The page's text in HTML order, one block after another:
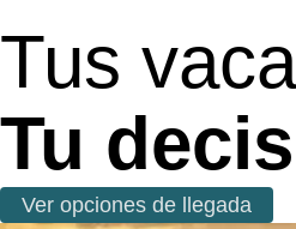
Tus
Tu
Ver opciones de llegada